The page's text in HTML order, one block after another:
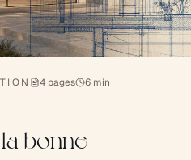
4 pages 6 min
la bonne